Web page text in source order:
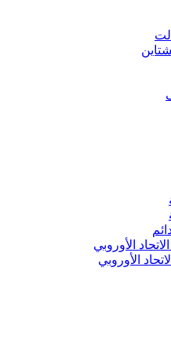
الأوروبي
الأوروبي